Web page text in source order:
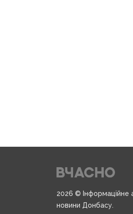
2026 © Інформаційне
новини Донбасу.